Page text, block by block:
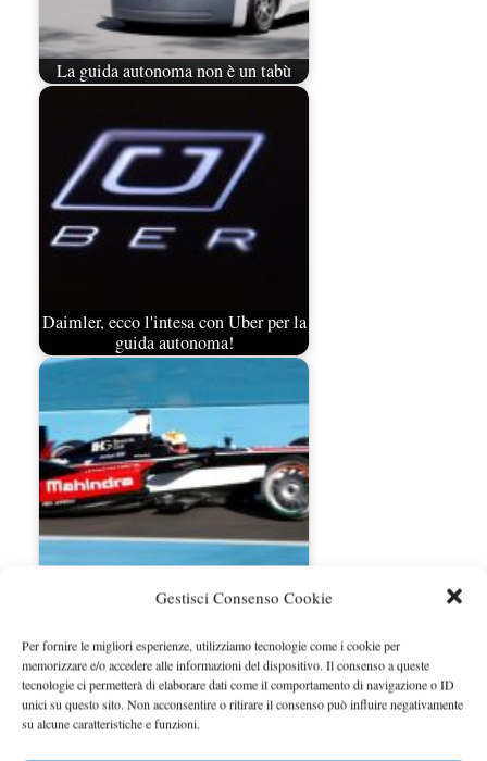
Gestisci Consenso Cookie
Per fornire le migliori esperienze, utilizziamo tecnologie come i cookie per
memorizzare e/o accedere alle informazioni del dispositivo. Il consenso a queste
tecnologie ci permetterà di elaborare dati come il comportamento di navigazione o ID
unici su questo sito. Non acconsentire o ritirare il consenso può influire negativamente
su alcune caratteristiche e funzioni.
La guida autonoma non è un tabù
Daimler, ecco l'intesa con Uber per la
guida autonoma!
Mahindra studia le elettriche a guida